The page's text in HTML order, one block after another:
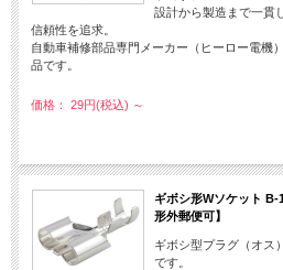
設計から製造まで一貫
信頼性を追求。
自動車補修部品専門メーカー（ヒーロー電機
品です。
価格： 29円(税込) ～
ギボシ形Wソケット
形外郵便可】
ギボシ型プラグ（オス
です。